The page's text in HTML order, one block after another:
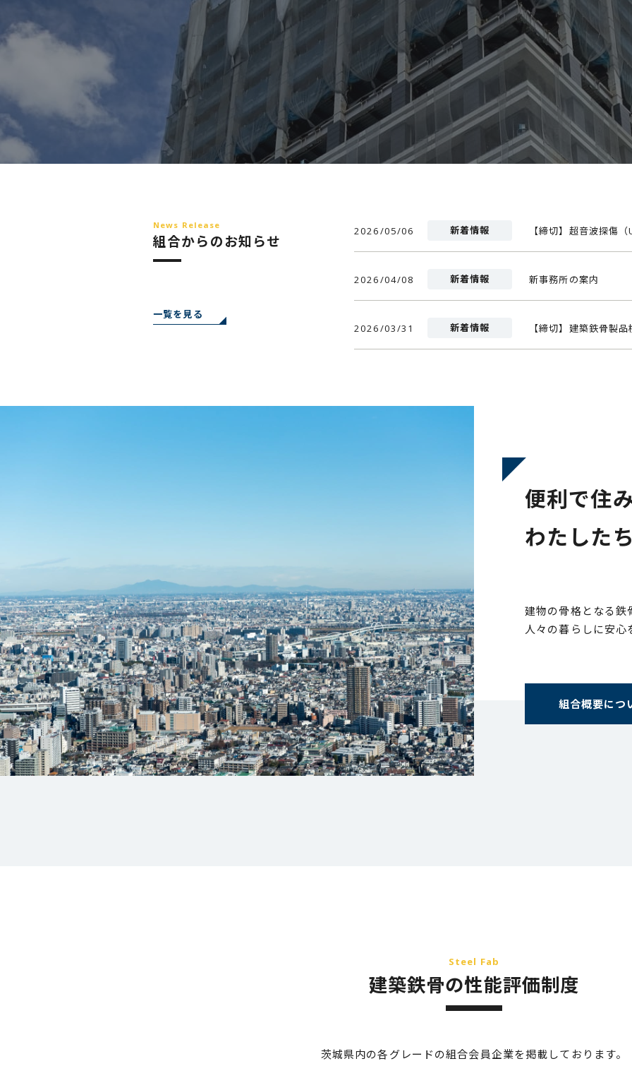
News Release
組合からのお知らせ
一覧を見る
2026/05/06 新着情報
2026/04/08 新着情報 新事務所の案内
2026/03/31 新着情報 【締切】建築鉄骨製
便利で住
わたした
建物の骨格となる鉄
人々の暮らしに安心
組合概要につ
Steel Fab
建築鉄骨の性能評価制度
茨城県内の各グレードの組合会員企業を掲載しております。